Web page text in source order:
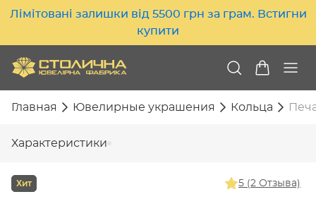
Лімітовані залишки від 5500 грн за грам. Встигни
купити
Главная Ювелирные украшения Кольца
Характеристики
Хит 5 (2 Отзыва)